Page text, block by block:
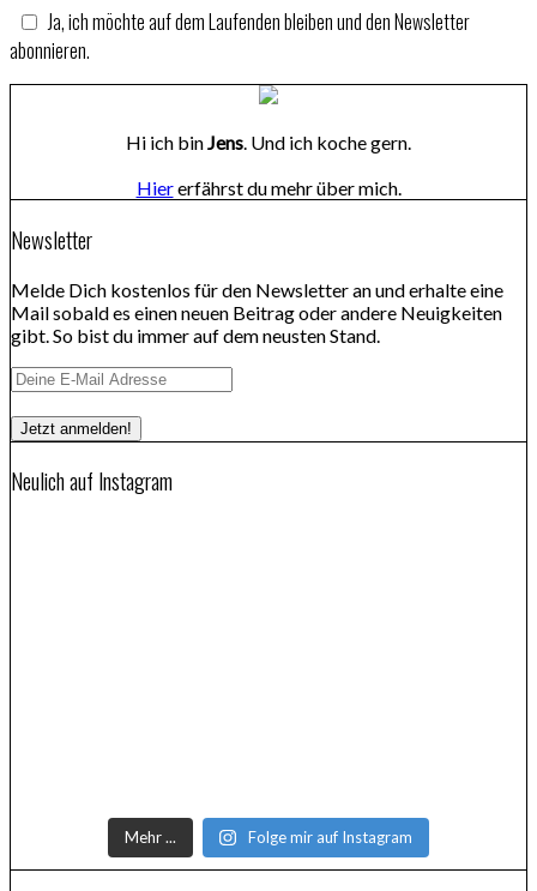
Ja, ich möchte auf dem Laufenden bleiben und den Newsletter
abonnieren.
Hi ich binJens. Und ich koche gern.
Hiererfährst du mehr über mich.
Newsletter
Melde Dich kostenlos für den Newsletter an und erhalte eine
Mail sobald es einen neuen Beitrag oder andere Neuigkeiten
gibt. So bist du immer auf dem neusten Stand.
Neulich auf Instagram
Mehr ... Folge mir auf Instagram